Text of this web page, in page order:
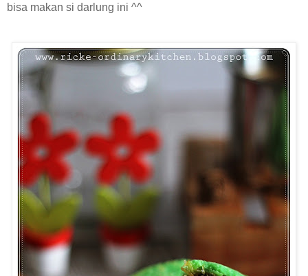
bisa makan si darlung ini ^^